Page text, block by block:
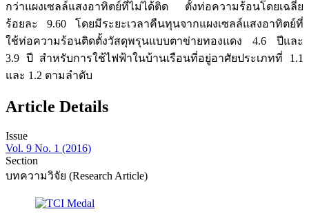
กว่าแผงเซลล์แสงอาทิตย์ที่ไม่ได้ติด ตั้งท่อความร้อนโดยเฉลี่ย
ร้อยละ 9.60 โดยมีระยะเวลาคืนทุนจากแผงเซลล์แสงอาทิตย์ที่
ใช้ท่อความร้อนติดตั้งวัสดุพรุนแบบตาข่ายทองแดง 4.6 ปีและ
3.9 ปี สำหรับการใช้ไฟฟ้าในบ้านเรือนที่อยู่อาศัยประเภทที่ 1.1
และ 1.2 ตามลำดับ
Article Details
Issue
Vol. 9 No. 1 (2016)
Section
บทความวิจัย (Research Article)